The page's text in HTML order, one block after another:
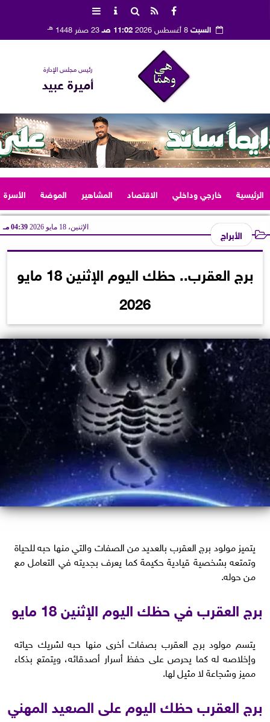
السبت8 أغسطس 2026 11:02 صـ 23 صفر 1448 هـ
رئيس مجلس الإدارة
أميرة عبيد
الرئيسية خارجي وداخلي الاقتصاد المشاهير الموضة الأسرة
الأبراج الإثنين، 18 مايو 2026 04:39 مـ
برج العقرب.. حظك اليوم الإثنين 18 مايو
2026
يتميز مولود برج العقرب بالعديد من الصفات والتي منها حبه للحياة
وتمتعه بشخصية قيادية حكيمة كما يعرف بجديته في التعامل مع
من حوله.
برج العقرب في حظك اليوم الإثنين 18 مايو
يتسم مولود برج العقرب بصفات أخرى منها حبه لشريك حياته
وإخلاصه له كما يحرص على حفظ أسرار أصدقائه، ويتمتع بذكاء
مميز وشجاعة لا مثيل لها.
برج العقرب حظك اليوم على الصعيد المهني